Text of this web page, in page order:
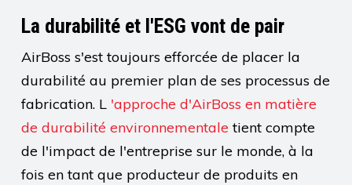
La durabilité et l'ESG vont de pair
AirBoss s'est toujours efforcée de placer la
durabilité au premier plan de ses processus de
fabrication. L 'approche d'AirBoss en matière
de durabilité environnementale tient compte
de l'impact de l'entreprise sur le monde, à la
fois en tant que producteur de produits en